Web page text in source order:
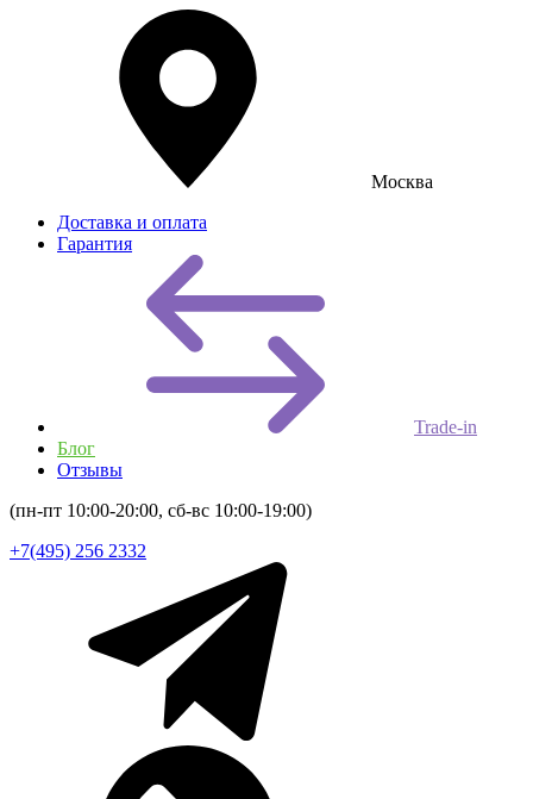
Москва
Доставка и оплата
Гарантия
Trade-in
Блог
Отзывы
(пн-пт 10:00-20:00, сб-вс 10:00-19:00)
+7(495) 256 2332